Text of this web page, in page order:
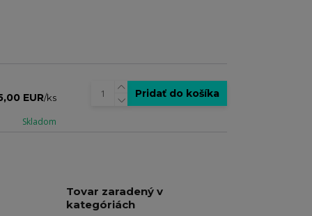
EUR/ks
Skladom
Pridať do košíka
Tovar zaradený v
kategóriách